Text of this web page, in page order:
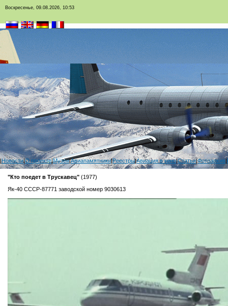
Воскресенье, 09.08.2026, 10:53
|Новости|О проекте|Музеи|Авиапамятники|Реестры|Авиация в кино|Статьи|Фотоархив|
"Кто поедет в Трускавец" (1977)
Як-40 СССР-87771 заводской номер 9030613